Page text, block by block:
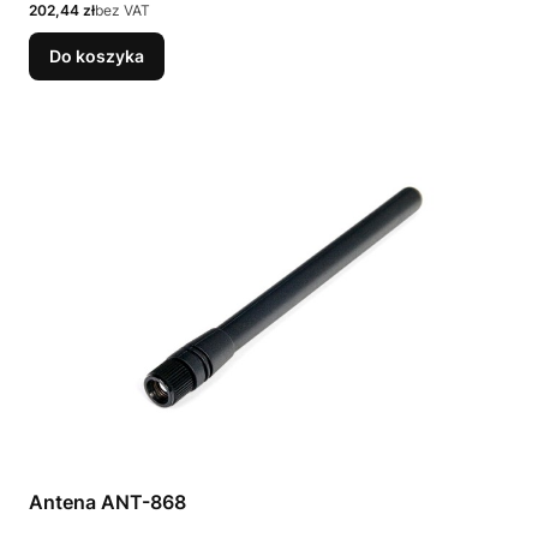
Cena
202,44 złbez VAT
Do koszyka
Antena ANT-868